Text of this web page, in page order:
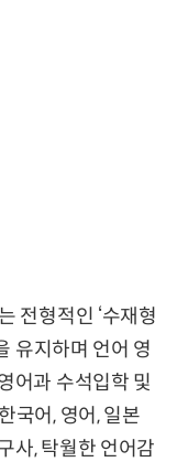
전형적인 ‘수재형
유지하며 언어 영
어과 수석입학 및
국어, 영어, 일본
사, 탁월한 언어감